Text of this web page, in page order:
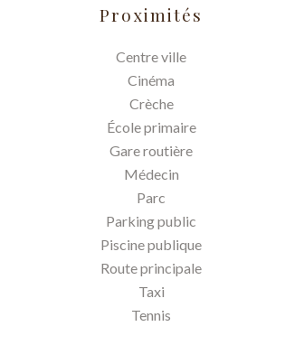
Proximités
Centre ville
Cinéma
Crèche
École primaire
Gare routière
Médecin
Parc
Parking public
Piscine publique
Route principale
Taxi
Tennis